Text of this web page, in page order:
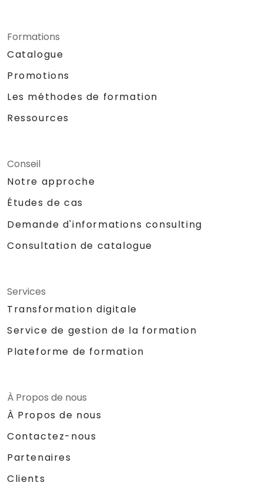
Formations
Catalogue
Promotions
Les méthodes de formation
Ressources
Conseil
Notre approche
Études de cas
Demande d'informations consulting
Consultation de catalogue
Services
Transformation digitale
Service de gestion de la formation
Plateforme de formation
À Propos de nous
À Propos de nous
Contactez-nous
Partenaires
Clients